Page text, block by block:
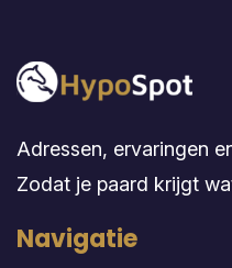
Adressen, ervaringen
Zodat je paard krijgt
Navigatie